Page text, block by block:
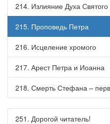
214. Излияние Духа Святого
215. Проповедь Петра
216. Исцеление хромого
217. Арест Петра и Иоанна
218. Смерть Стефана –
251. Дорогой читатель!